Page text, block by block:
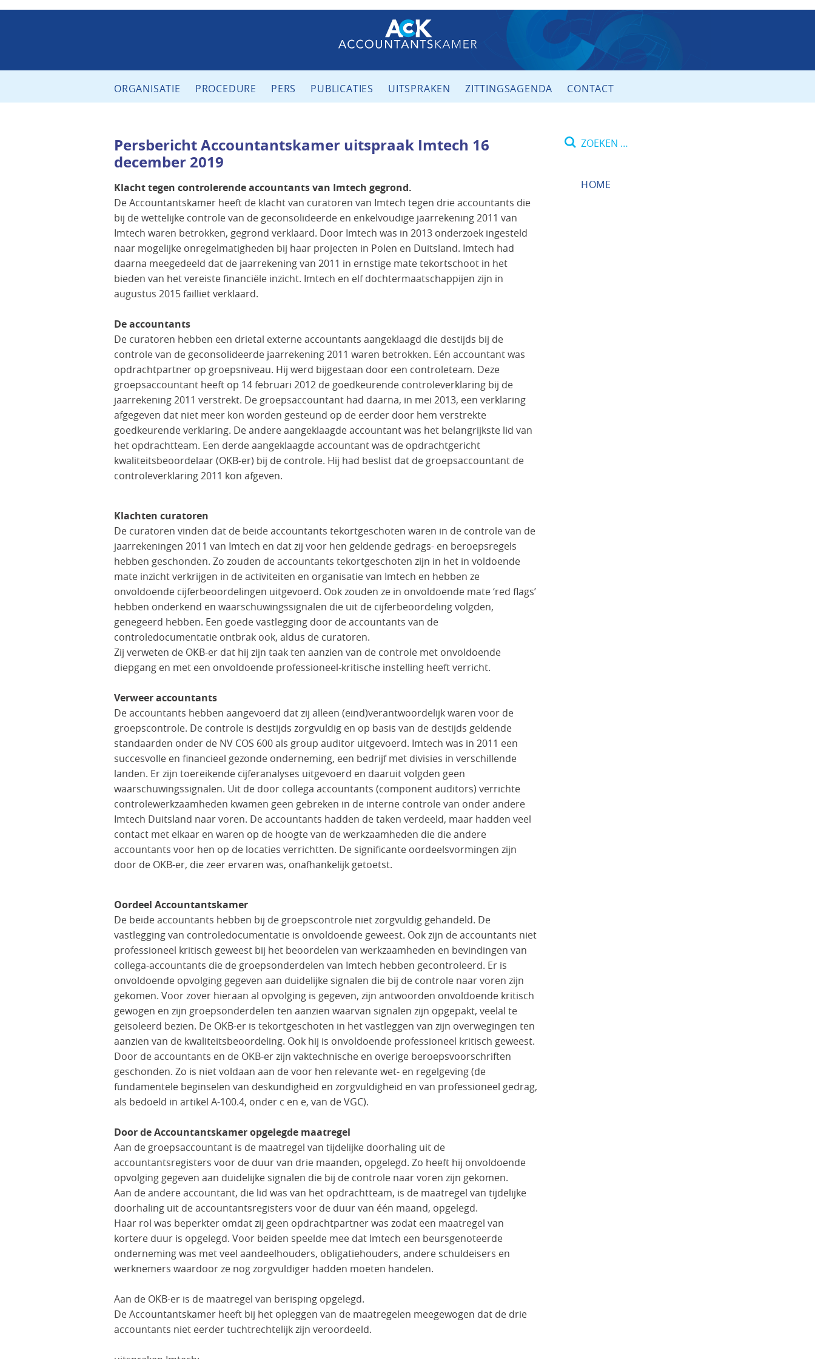
ORGANISATIE PROCEDURE PERS PUBLICATIES UITSPRAKEN ZITTINGSAGENDA CONTACT
Persbericht Accountantskamer uitspraak Imtech 16
december 2019
Klacht tegen controlerende accountants van Imtech gegrond.
De Accountantskamer heeft de klacht van curatoren van Imtech tegen drie accountants die
bij de wettelijke controle van de geconsolideerde en enkelvoudige jaarrekening 2011 van
Imtech waren betrokken, gegrond verklaard. Door Imtech was in 2013 onderzoek ingesteld
naar mogelijke onregelmatigheden bij haar projecten in Polen en Duitsland. Imtech had
daarna meegedeeld dat de jaarrekening van 2011 in ernstige mate tekortschoot in het
bieden van het vereiste financiële inzicht. Imtech en elf dochtermaatschappijen zijn in
augustus 2015 failliet verklaard.
De accountants
De curatoren hebben een drietal externe accountants aangeklaagd die destijds bij de
controle van de geconsolideerde jaarrekening 2011 waren betrokken. Eén accountant was
opdrachtpartner op groepsniveau. Hij werd bijgestaan door een controleteam. Deze
groepsaccountant heeft op 14 februari 2012 de goedkeurende controleverklaring bij de
jaarrekening 2011 verstrekt. De groepsaccountant had daarna, in mei 2013, een verklaring
afgegeven dat niet meer kon worden gesteund op de eerder door hem verstrekte
goedkeurende verklaring. De andere aangeklaagde accountant was het belangrijkste lid van
het opdrachtteam. Een derde aangeklaagde accountant was de opdrachtgericht
kwaliteitsbeoordelaar (OKB-er) bij de controle. Hij had beslist dat de groepsaccountant de
controleverklaring 2011 kon afgeven.
Klachten curatoren
De curatoren vinden dat de beide accountants tekortgeschoten waren in de controle van de
jaarrekeningen 2011 van Imtech en dat zij voor hen geldende gedrags- en beroepsregels
hebben geschonden. Zo zouden de accountants tekortgeschoten zijn in het in voldoende
mate inzicht verkrijgen in de activiteiten en organisatie van Imtech en hebben ze
onvoldoende cijferbeoordelingen uitgevoerd. Ook zouden ze in onvoldoende mate ‘red flags’
hebben onderkend en waarschuwingssignalen die uit de cijferbeoordeling volgden,
genegeerd hebben. Een goede vastlegging door de accountants van de
controledocumentatie ontbrak ook, aldus de curatoren.
Zij verweten de OKB-er dat hij zijn taak ten aanzien van de controle met onvoldoende
diepgang en met een onvoldoende professioneel-kritische instelling heeft verricht.
Verweer accountants
De accountants hebben aangevoerd dat zij alleen (eind)verantwoordelijk waren voor de
groepscontrole. De controle is destijds zorgvuldig en op basis van de destijds geldende
standaarden onder de NV COS 600 als group auditor uitgevoerd. Imtech was in 2011 een
succesvolle en financieel gezonde onderneming, een bedrijf met divisies in verschillende
landen. Er zijn toereikende cijferanalyses uitgevoerd en daaruit volgden geen
waarschuwingssignalen. Uit de door collega accountants (component auditors) verrichte
controlewerkzaamheden kwamen geen gebreken in de interne controle van onder andere
Imtech Duitsland naar voren. De accountants hadden de taken verdeeld, maar hadden veel
contact met elkaar en waren op de hoogte van de werkzaamheden die die andere
accountants voor hen op de locaties verrichtten. De significante oordeelsvormingen zijn
door de OKB-er, die zeer ervaren was, onafhankelijk getoetst.
Oordeel Accountantskamer
De beide accountants hebben bij de groepscontrole niet zorgvuldig gehandeld. De
vastlegging van controledocumentatie is onvoldoende geweest. Ook zijn de accountants niet
professioneel kritisch geweest bij het beoordelen van werkzaamheden en bevindingen van
collega-accountants die de groepsonderdelen van Imtech hebben gecontroleerd. Er is
onvoldoende opvolging gegeven aan duidelijke signalen die bij de controle naar voren zijn
gekomen. Voor zover hieraan al opvolging is gegeven, zijn antwoorden onvoldoende kritisch
gewogen en zijn groepsonderdelen ten aanzien waarvan signalen zijn opgepakt, veelal te
geïsoleerd bezien. De OKB-er is tekortgeschoten in het vastleggen van zijn overwegingen ten
aanzien van de kwaliteitsbeoordeling. Ook hij is onvoldoende professioneel kritisch geweest.
Door de accountants en de OKB-er zijn vaktechnische en overige beroepsvoorschriften
geschonden. Zo is niet voldaan aan de voor hen relevante wet- en regelgeving (de
fundamentele beginselen van deskundigheid en zorgvuldigheid en van professioneel gedrag,
als bedoeld in artikel A-100.4, onder c en e, van de VGC).
Door de Accountantskamer opgelegde maatregel
Aan de groepsaccountant is de maatregel van tijdelijke doorhaling uit de
accountantsregisters voor de duur van drie maanden, opgelegd. Zo heeft hij onvoldoende
opvolging gegeven aan duidelijke signalen die bij de controle naar voren zijn gekomen.
Aan de andere accountant, die lid was van het opdrachtteam, is de maatregel van tijdelijke
doorhaling uit de accountantsregisters voor de duur van één maand, opgelegd.
Haar rol was beperkter omdat zij geen opdrachtpartner was zodat een maatregel van
kortere duur is opgelegd. Voor beiden speelde mee dat Imtech een beursgenoteerde
onderneming was met veel aandeelhouders, obligatiehouders, andere schuldeisers en
werknemers waardoor ze nog zorgvuldiger hadden moeten handelen.
Aan de OKB-er is de maatregel van berisping opgelegd.
De Accountantskamer heeft bij het opleggen van de maatregelen meegewogen dat de drie
accountants niet eerder tuchtrechtelijk zijn veroordeeld.
Zoeken
HOME